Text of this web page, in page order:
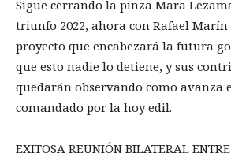
Sigue cerrando la pinza Mara
triunfo 2022, ahora con Rafael Marín
proyecto que encabezará la futura
que esto nadie lo detiene, y sus
quedarán observando como avanza
comandado por la hoy edil.
EXITOSA REUNIÓN BILATERAL